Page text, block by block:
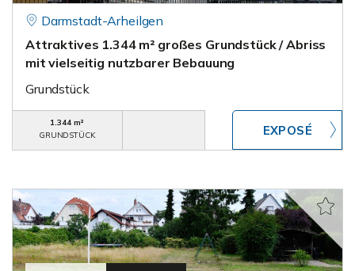
Darmstadt-Arheilgen
Attraktives 1.344 m² großes Grundstück / Abriss
mit vielseitig nutzbarer Bebauung
Grundstück
1.344 m²
GRUNDSTÜCK